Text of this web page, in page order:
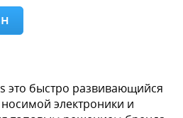
это быстро развивающийся
электроники и